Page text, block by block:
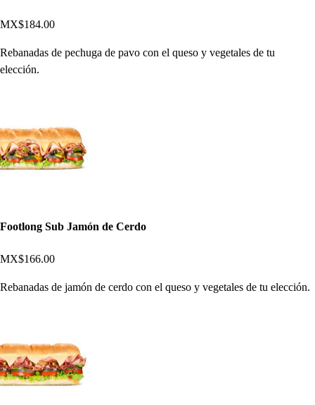
MX$184.00
Rebanadas de pechuga de pavo con el queso y vegetales de tu
elección.
Footlong Sub Jamón de Cerdo
MX$166.00
Rebanadas de jamón de cerdo con el queso y vegetales de tu elección.